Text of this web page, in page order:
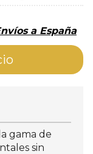
a España
gama de
sin